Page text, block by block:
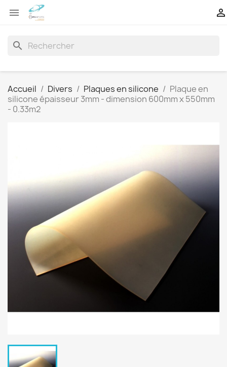
 
search
Accueil Divers Plaques en silicone
Plaque en
silicone épaisseur 3mm - dimension 600mm x 550mm
- 0.33m2